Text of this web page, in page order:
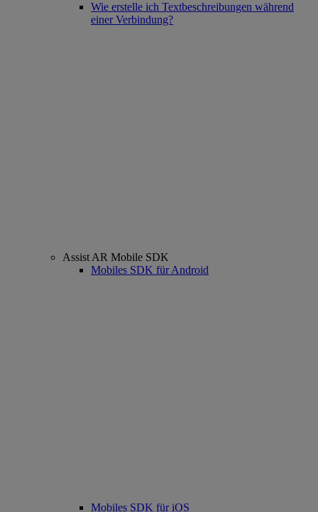
Wie erstelle ich Textbeschreibungen während
einer Verbindung?
Assist AR Mobile SDK
Mobiles SDK für Android
Mobiles SDK für iOS